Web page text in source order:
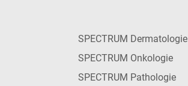
SPECTRUM Dermatologie
SPECTRUM Onkologie
SPECTRUM Pathologie